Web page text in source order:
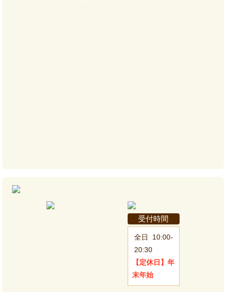
受付時間
全日
10:00-
20:30
【定休日】 年
末年始